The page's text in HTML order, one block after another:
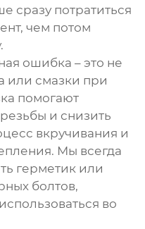
сразу потратиться
чем потом
ошибка – это не
или смазки при
помогают
и снизить
вкручивания и
Мы всегда
герметик или
болтов,
во